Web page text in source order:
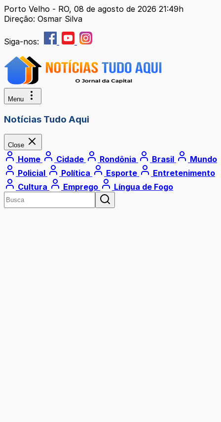
Porto Velho - RO, 08 de agosto de 2026 21:49h
Direção: Osmar Silva
Siga-nos:
Menu
Notícias Tudo Aqui
Close
Home Cidade Rondônia Brasil
Mundo
Policial
Política Esporte
Entretenimento
Cultura
Emprego Língua de Fogo